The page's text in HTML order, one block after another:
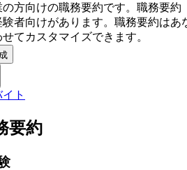
の方向けの職務要約です。 職務要約
者向けがあります。 職務要約はあ
てカスタマイズできます。
ト
要約